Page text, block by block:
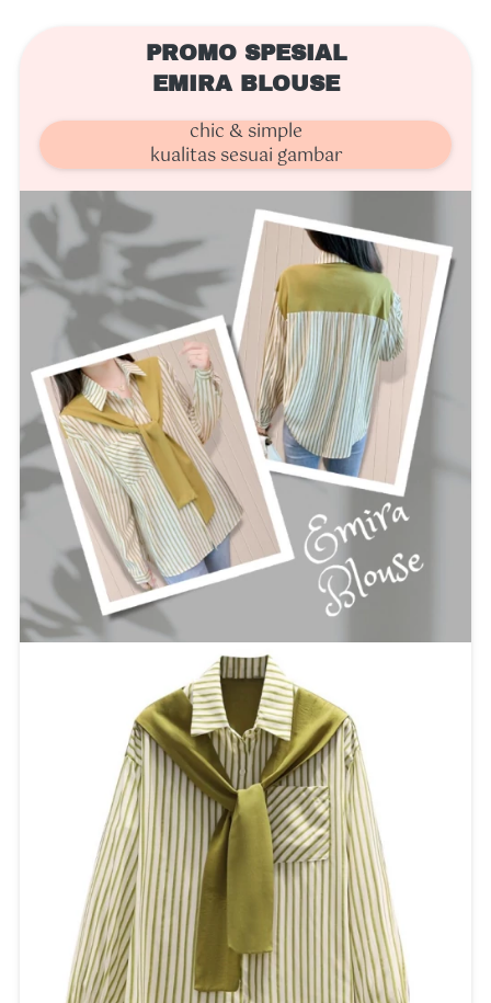
PROMO SPESIAL
EMIRA BLOUSE
chic & simple
kualitas sesuai gambar